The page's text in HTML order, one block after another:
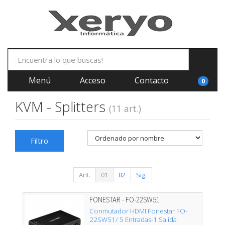
Menú Acceso Contacto 0
KVM - Splitters (11 art.)
Filtro
Ant. 01 02 Sig.
FONESTAR - FO-22SW51
Conmutador HDMI Fonestar FO-
22SW51/ 5 Entradas-1 Salida